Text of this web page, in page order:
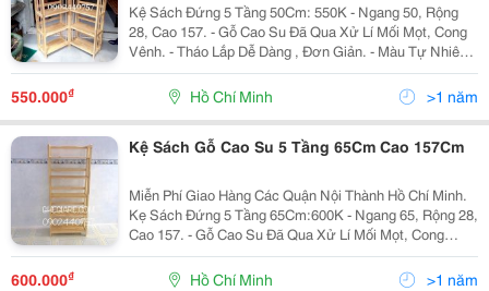
Kệ Sách Đứng 5 Tầng 50Cm: 550K - Ngang 50, Rộng
28, Cao 157. - Gỗ Cao Su Đã Qua Xử Lí Mối Mọt, Cong
Vênh. - Tháo Lắp Dễ Dàng , Đơn Giản. - Màu Tự Nhiên.
Miễn Phí Giao Hàng Các Quận Nội Thành Hồ Chí Minh.
Nội Thất Văn Phòng Hoà Hưng 171 Nơ Trang Long...
550.000₫ Hồ Chí Minh >1 năm
Kệ Sách Gỗ Cao Su 5 Tầng 65Cm Cao 157Cm
Miễn Phí Giao Hàng Các Quận Nội Thành Hồ Chí Minh.
Kẹ Sách Đứng 5 Tầng 65Cm:600K - Ngang 65, Rộng 28,
Cao 157. - Gỗ Cao Su Đã Qua Xử Lí Mối Mọt, Cong
Vênh. - Tháo Lắp Dễ Dàng , Đơn Giản, Thuận Tiện Trong
Việc Di Chuyển. Nội Thất Văn Phòng Ho
600.000₫ Hồ Chí Minh >1 năm